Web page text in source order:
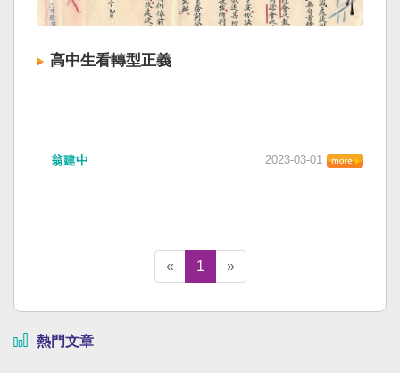
高中生看轉型正義
翁建中 2023-03-01
« 1 »
熱門文章